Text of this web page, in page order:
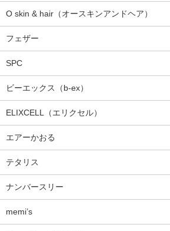
O skin & hair（オースキンアンドヘア）
フェザー
SPC
ビーエックス（b-ex）
ELIXCELL（エリクセル）
エアーかおる
テタリス
ナンバースリー
memi’s